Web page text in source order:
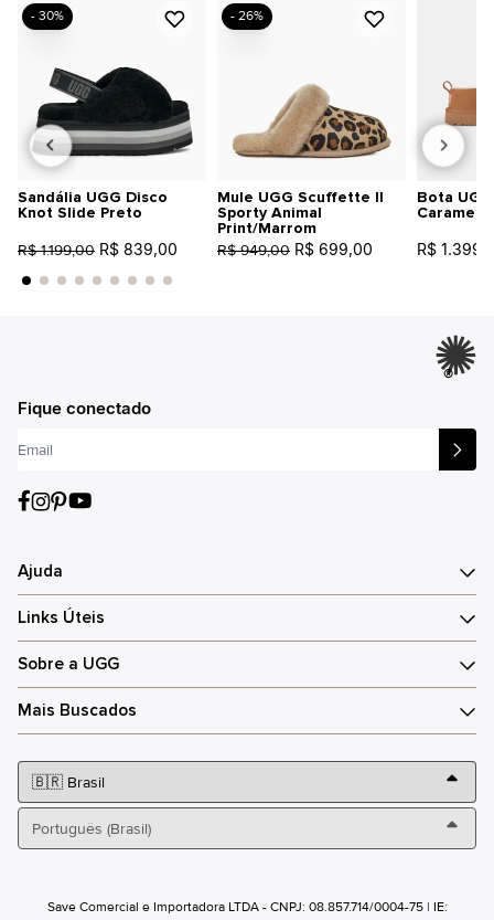
Sandália UGG Disco
Knot Slide Preto
R$ 1.199,00 R$ 839,00
- 30%
Mule UGG Scuffette II
Sporty Animal
Print/Marrom
R$ 949,00 R$ 699,00
- 26%
Bota
Caramelo
R$
®
Fique conectado
Ajuda
Links Úteis
Sobre a UGG
Mais Buscados
Save Comercial e Importadora LTDA - CNPJ: 08.857.714/0004-75 | IE: